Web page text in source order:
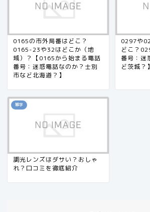
0165の市外局番はどこ？
0165-23や32はどこか（地
域）？【0165から始まる電話
番号：迷惑電話なのか？士別
市など北海道？】
0297や
どこ？
番号：迷
ど茨城？】
雑学
調光レンズはダサい？おしゃ
れ？口コミを徹底紹介